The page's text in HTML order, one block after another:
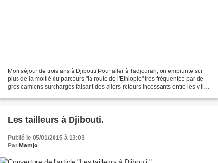
Mon séjour de trois ans à Djibouti Pour aller à Tadjourah, on emprunte sur
plus de la moitié du parcours "la route de l'Ethiopie" très fréquentée par de
gros camions surchargés faisant des allers-retours incessants entre les villes
Les tailleurs à Djibouti.
Publié le 05/01/2015 à 13:03
Par Mamjo